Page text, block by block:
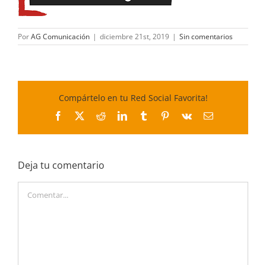
PorAG Comunicación | diciembre 21st, 2019 | Sin comentarios
Compártelo en tu Red Social Favorita!
Facebook
X RedditLinkedInTumblrPinterest
Vk
Correo
Deja tu comentario